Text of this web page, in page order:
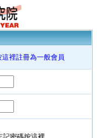
裡註冊為一般會員